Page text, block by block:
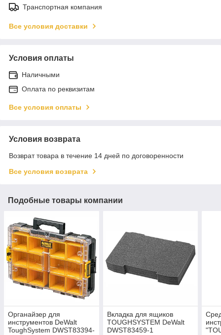
Транспортная компания
Все условия доставки
Условия оплаты
Наличными
Оплата по реквизитам
Все условия оплаты
Условия возврата
Возврат товара в течение 14 дней по договоренности
Все условия возврата
Подобные товары компании
Органайзер для
инструментов DeWalt
ToughSystem DWST83394-
Вкладка для ящиков
TOUGHSYSTEM DeWalt
DWST83459-1